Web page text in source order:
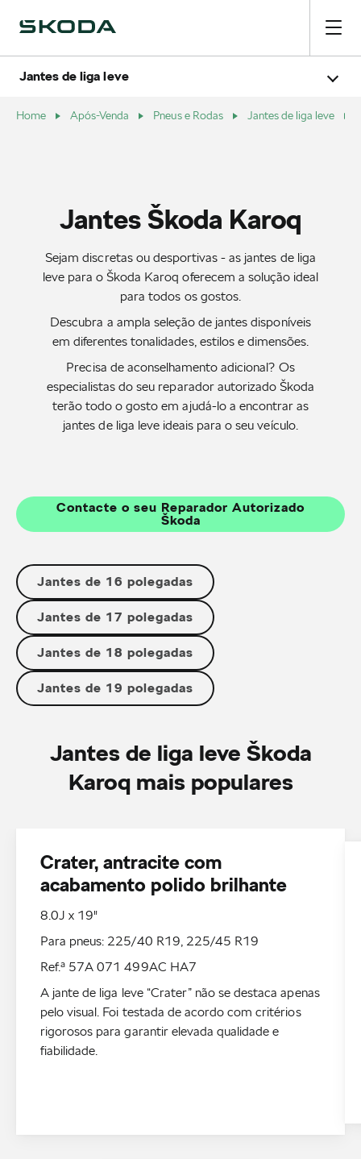
Jantes Škoda Enyaq
Jantes Škoda Kodiaq
Jantes de liga leve
Home Após-Venda Pneus e Rodas Jantes de liga leve
Jantes Škoda Karoq
Sejam discretas ou desportivas - as jantes de liga
leve para o Škoda Karoq oferecem a solução ideal
para todos os gostos.
Descubra a ampla seleção de jantes disponíveis
em diferentes tonalidades, estilos e dimensões.
Precisa de aconselhamento adicional? Os
especialistas do seu reparador autorizado Škoda
terão todo o gosto em ajudá-lo a encontrar as
jantes de liga leve ideais para o seu veículo.
Contacte o seu Reparador Autorizado
Škoda
Jantes de 16 polegadas
Jantes de 17 polegadas
Jantes de 18 polegadas
Jantes de 19 polegadas
Jantes de liga leve Škoda
Karoq mais populares
Crater, antracite com
acabamento polido brilhante
8.0J x 19"
Para pneus: 225/40 R19, 225/45 R19
Ref.ª 57A 071 499AC HA7
A jante de liga leve “Crater” não se destaca apenas
pelo visual. Foi testada de acordo com critérios
rigorosos para garantir elevada qualidade e
fiabilidade.